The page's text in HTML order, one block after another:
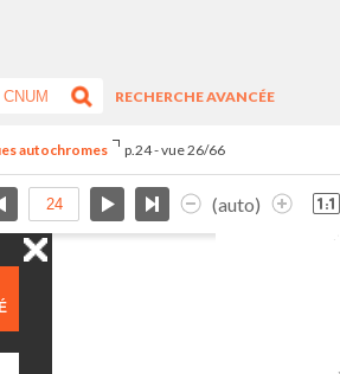
RECHERCHE AVANCÉE
autochromes p.24 - vue 26/66
(auto)